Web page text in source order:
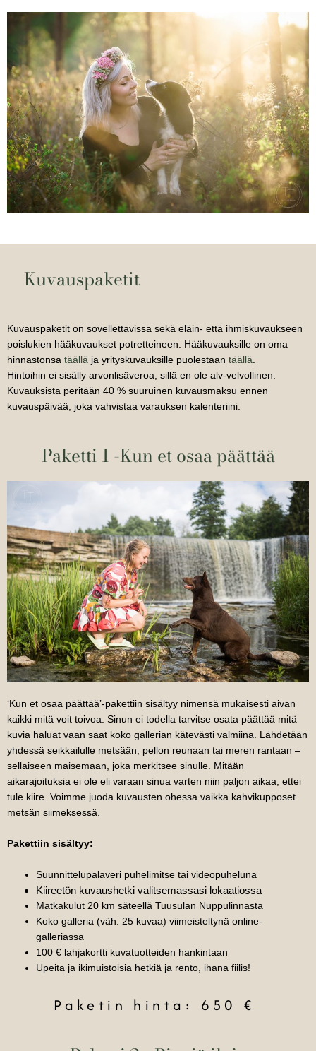
Kuvauspaketit
Kuvauspaketit on sovellettavissa sekä eläin- että ihmiskuvaukseen
poislukien hääkuvaukset potretteineen. Hääkuvauksille on oma
hinnastonsa täällä ja yrityskuvauksille puolestaan täällä.
Hintoihin ei sisälly arvonlisäveroa, sillä en ole alv-velvollinen.
Kuvauksista peritään 40 % suuruinen kuvausmaksu ennen
kuvauspäivää, joka vahvistaa varauksen kalenteriini.
Paketti 1 -Kun et osaa päättää
‘Kun et osaa päättää’-pakettiin sisältyy nimensä mukaisesti aivan
kaikki mitä voit toivoa. Sinun ei todella tarvitse osata päättää mitä
kuvia haluat vaan saat koko gallerian kätevästi valmiina. Lähdetään
yhdessä seikkailulle metsään, pellon reunaan tai meren rantaan –
sellaiseen maisemaan, joka merkitsee sinulle. Mitään
aikarajoituksia ei ole eli varaan sinua varten niin paljon aikaa, ettei
tule kiire. Voimme juoda kuvausten ohessa vaikka kahvikupposet
metsän siimeksessä.
Pakettiin sisältyy:
Suunnittelupalaveri puhelimitse tai videopuheluna
Kiireetön kuvaushetki valitsemassasi lokaatiossa
Matkakulut 20 km säteellä Tuusulan Nuppulinnasta
Koko galleria (väh. 25 kuvaa) viimeisteltynä online-
galleriassa
100 € lahjakortti kuvatuotteiden hankintaan
Upeita ja ikimuistoisia hetkiä ja rento, ihana fiilis!
Paketin hinta: 650 €